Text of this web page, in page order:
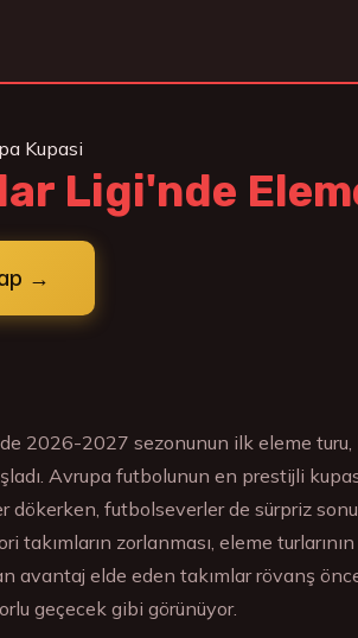
Kupasi
Ligi'nde
→
2026-2027 sezonunun ilk eleme turu,
Avrupa futbolunun en prestijli
dökerken, futbolseverler de sürpriz
takımların zorlanması, eleme
avantaj elde eden takımlar rövanş
geçecek gibi görünüyor.